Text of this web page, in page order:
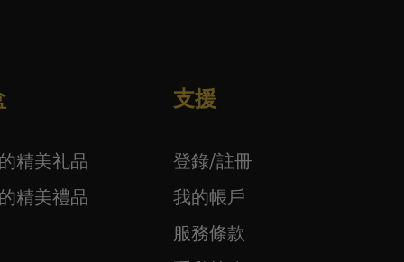
精美礼品
精美禮品
支援
登錄/註冊
我的帳戶
服務條款